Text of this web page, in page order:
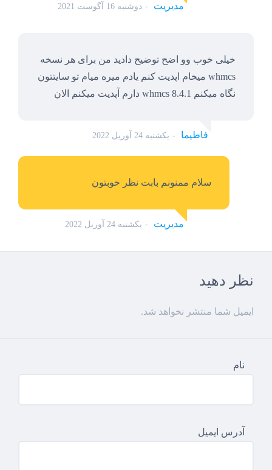
مدیریت دوشنبه 16 آگوست 2021
خیلی خوب وو اضح توضیح دادید من برای هر نسخه
whmcs میخام اپدیت کنم یادم میره میام تو سایتتون
نگاه میکنم whmcs 8.4.1 دارم آپدیت میکنم الان
فاطیما یکشنبه 24 آوریل 2022
سلام ممنونم بابت نظر خوبتون
مدیریت یکشنبه 24 آوریل 2022
نظر دهید
ایمیل شما منتشر نخواهد شد.
نام
آدرس ایمیل